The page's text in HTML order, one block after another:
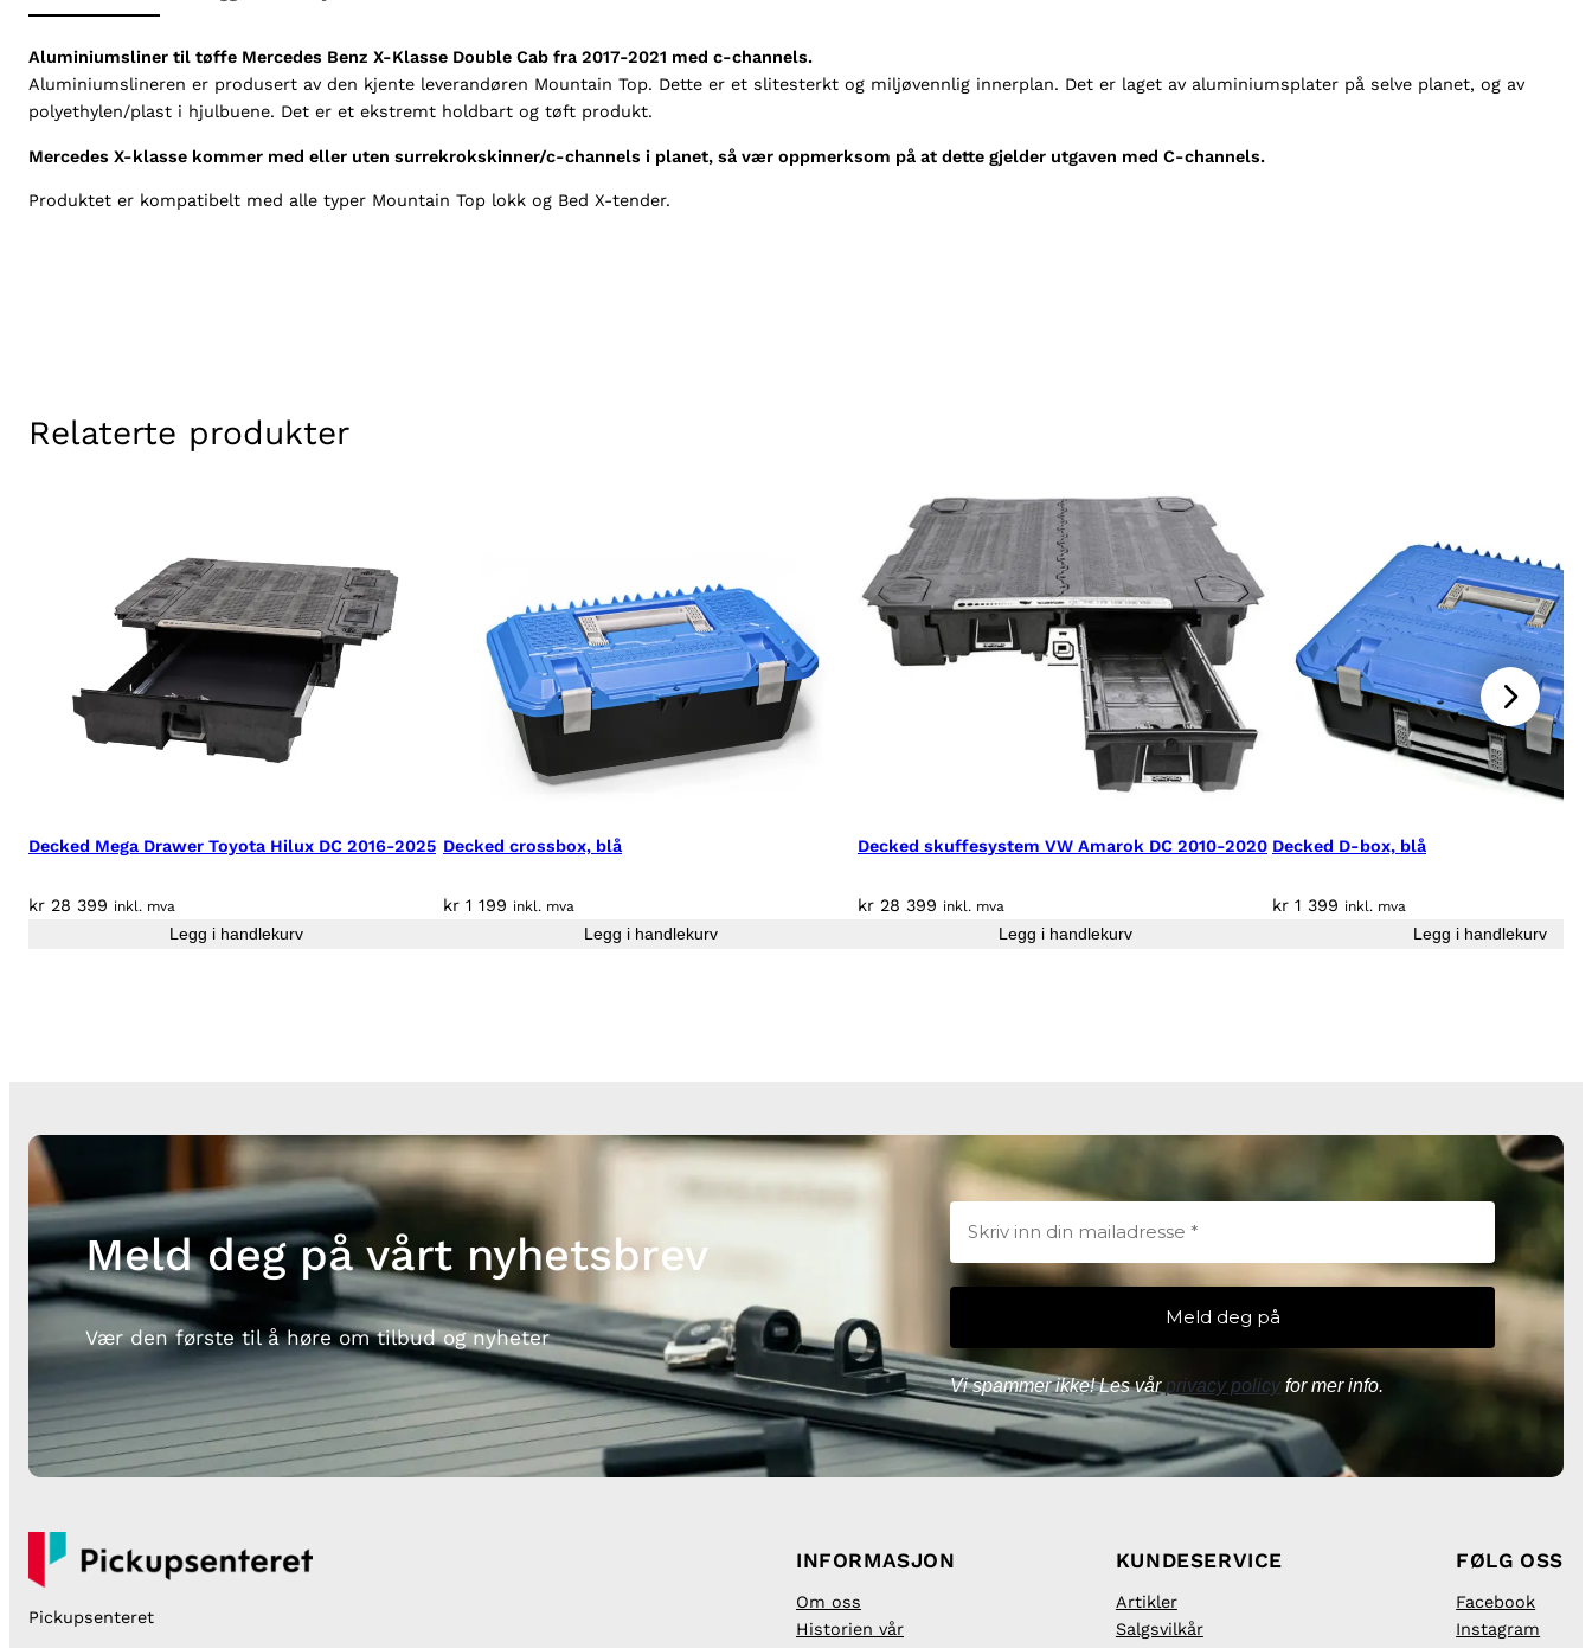
r
c
e
-
2
0
2
1
n
Aluminiumsliner til tøffe Mercedes Benz X-Klasse Double Cab fra 2017-2021 med c-channels.
Aluminiumslineren er produsert av den kjente leverandøren Mountain Top. Dette er et slitesterkt og miljøvennlig innerplan. Det er laget av aluminiumsplater på selve planet, og av
polyethylen/plast i hjulbuene. Det er et ekstremt holdbart og tøft produkt.
Mercedes X-klasse kommer med eller uten surrekrokskinner/c-channels i planet, så vær oppmerksom på at dette gjelder utgaven med C-channels.
Produktet er kompatibelt med alle typer Mountain Top lokk og Bed X-tender.
Relaterte produkter
Decked Mega Drawer Toyota Hilux DC 2016-2025
kr 28 399 inkl. mva
Legg i handlekurv
Decked crossbox, blå
kr 1 199 inkl. mva
Legg i handlekurv
Decked skuffesystem VW Amarok DC 2010-2020
kr 28 399 inkl. mva
Legg i handlekurv
Decked D-box, blå
kr 1 399 inkl. mva
Legg i handlekurv
Meld deg på vårt nyhetsbrev
Vær den første til å høre om tilbud og nyheter
Vi spammer ikke! Les vårprivacy policyfor mer info.
Pickupsenteret
INFORMASJON
Om oss
Historien vår
KUNDESERVICE
Artikler
Salgsvilkår
FØLG OSS
Facebook
Instagram